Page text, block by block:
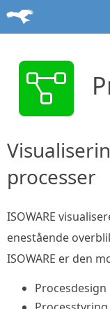
processer
ISOWARE
enestående
ISOWARE er den
Procesdesign